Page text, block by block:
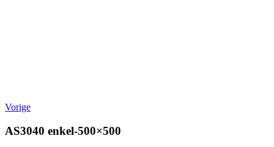
Vorige
AS3040 enkel-500×500